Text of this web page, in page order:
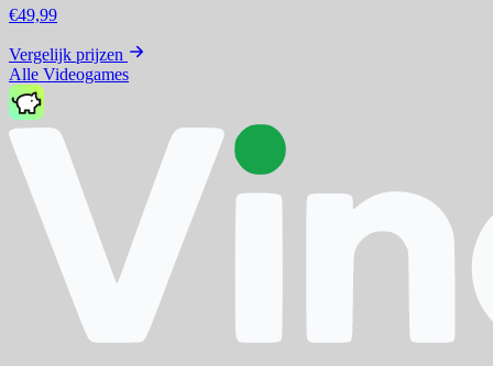
€49,99
Vergelijk prijzen
Alle Videogames